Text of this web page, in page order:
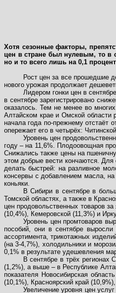
Хотя сезонные факторы,
цен в стране был нулевым, то в
но и то всего лишь на 0,1
Рост цен за все прошедшие
нового урожая продолжает
Лидером гонки цен в
в сентябре зарегистрировано
оказалось. Тем не менее во
Алтайском крае и Омской области
начала года по-прежнему отстаёт
опережает его в четырёх:
Уровень цен
году – на 11,6%. Плодоовощная
Снижались также цены на
этом добрые вести кончаются.
делать быстрей: на разливное
консервы с добавлением масла,
коньяки.
В Сибири в сентябре в
Томской областях, а также в
цен продовольственных товаров
(10,4%), Кемеровской (11,3%) и
Уровень цен промтоваров
пособий, они в сентябре
ассортимента, трикотажных
(на 3-4,7%), холодильники и
0,1% в результате удешевления
В сентябре в трёх регионах
(1,2%), а выше – в Республике
показателя Новосибирская
(10,1%), Красноярский край
Увеличение уровня цен